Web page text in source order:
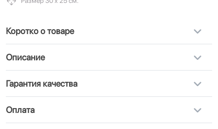
Коротко о товаре
Описание
Гарантия качества
Оплата